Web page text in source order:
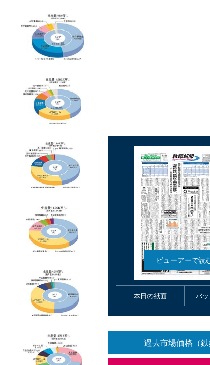
本日の紙面 バ
過去市場価格（鉄